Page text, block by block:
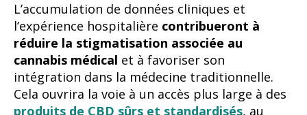
L’accumulation de données cliniques et
l’expérience hospitalière contribueront à
réduire la stigmatisation associée au
cannabis médical et à favoriser son
intégration dans la médecine traditionnelle.
Cela ouvrira la voie à un accès plus large à des
produits de CBD sûrs et standardisés, au